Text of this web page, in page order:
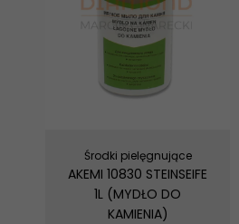
Środki pielęgnujące
AKEMI 10830 STEINSEIFE
1L (MYDŁO DO
KAMIENIA)